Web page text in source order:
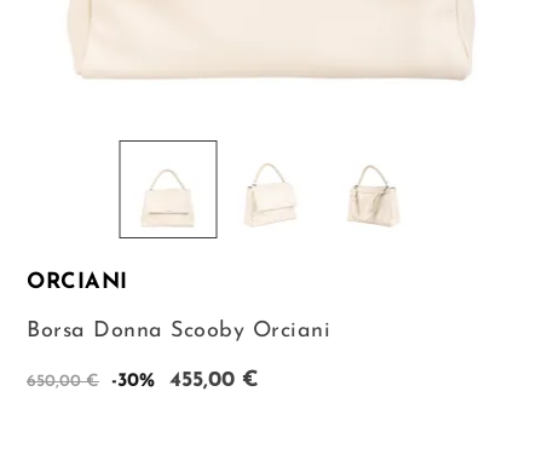
ORCIANI
Borsa Donna Scooby Orciani
650,00 € -30% 455,00 €